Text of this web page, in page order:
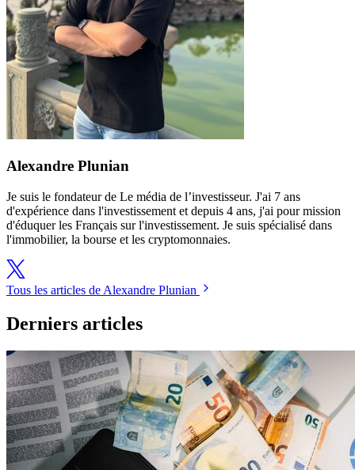
Alexandre Plunian
Je suis le fondateur de Le média de l’investisseur. J'ai 7 ans
d'expérience dans l'investissement et depuis 4 ans, j'ai pour mission
d'éduquer les Français sur l'investissement. Je suis spécialisé dans
l'immobilier, la bourse et les cryptomonnaies.
Tous les articles de Alexandre Plunian
Derniers articles